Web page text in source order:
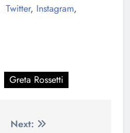
Twitter, Instagram,
Greta Rossetti
Next: